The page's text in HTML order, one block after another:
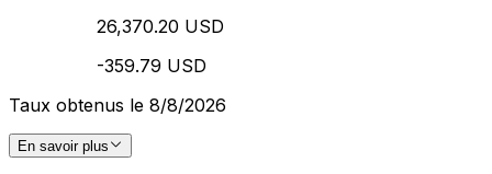
26,370.20 USD
-359.79 USD
Taux obtenus le 8/8/2026
En savoir plus